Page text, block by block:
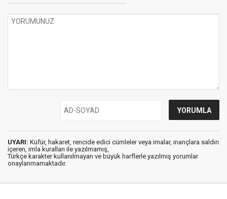
UYARI: Küfür, hakaret, rencide edici cümleler veya imalar, inançlara saldırı
içeren, imla kuralları ile yazılmamış,
Türkçe karakter kullanılmayan ve büyük harflerle yazılmış yorumlar
onaylanmamaktadır.